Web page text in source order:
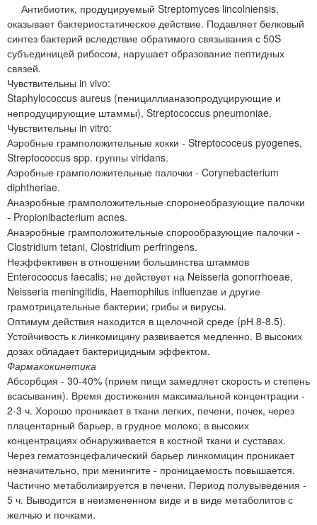
Антибиотик, продуцируемый Streptomyces lincolniensis,
оказывает бактериостатическое действие. Подавляет белковый
синтез бактерий вследствие обратимого связывания с 50S
субъединицей рибосом, нарушает образование пептидных
связей.
Чувствительны in vivo:
Staphylococcus aureus (пенициллианазопродуцирующие и
непродуцирующие штаммы), Streptococcus pneumoniae.
Чувствительны in vitro:
Аэробные грамположительные кокки - Streptococeus pyogenes,
Streptococcus spp. группы viridans.
Аэробные грамположительные палочки - Corynebacterium
diphtheriae.
Анаэробные грамположительные споронеобразующие палочки
- Propionibacterium acnes.
Анаэробные грамположительные спорообразующие палочки -
Clostridium tetani, Clostridium perfringens.
Неэффективен в отношении большинства штаммов
Enterococcus faecalis; не действует на Neisseria gonorrhoeae,
Neisseria meningitidis, Haemophilus influenzae и другие
грамотрицательные бактерии; грибы и вирусы.
Оптимум действия находится в щелочной среде (рН 8-8.5).
Устойчивость к линкомицину развивается медленно. В высоких
дозах обладает бактерицидным эффектом.
Фармакокинетика
Абсорбция - 30-40% (прием пищи замедляет скорость и степень
всасывания). Время достижения максимальной концентрации -
2-3 ч. Хорошо проникает в ткани легких, печени, почек, через
плацентарный барьер, в грудное молоко; в высоких
концентрациях обнаруживается в костной ткани и суставах.
Через гематоэнцефалический барьер линкомицин проникает
незначительно, при менингите - проницаемость повышается.
Частично метаболизируется в печени. Период полувыведения -
5 ч. Выводится в неизмененном виде и в виде метаболитов с
желчью и почками.